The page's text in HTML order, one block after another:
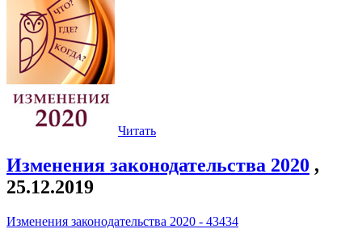
Читать
Изменения законодательства 2020 ,
25.12.2019
Изменения законодательства 2020 - 43434